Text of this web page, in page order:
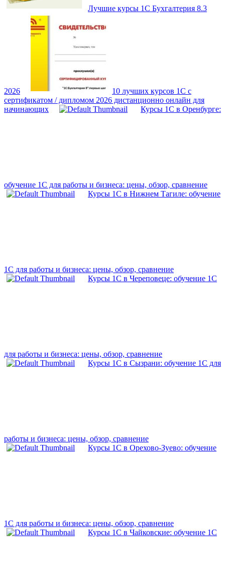
Лучшие курсы 1С Бухгалтерия 8.3
2026
10 лучших курсов 1С с
сертификатом / дипломом 2026 дистанционно онлайн для
начинающих
Курсы 1С в Оренбурге:
обучение 1С для работы и бизнеса: цены, обзор, сравнение
Курсы 1С в Нижнем Тагиле: обучение
1С для работы и бизнеса: цены, обзор, сравнение
Курсы 1С в Череповеце: обучение 1С
для работы и бизнеса: цены, обзор, сравнение
Курсы 1С в Сызрани: обучение 1С для
работы и бизнеса: цены, обзор, сравнение
Курсы 1С в Орехово-Зуево: обучение
1С для работы и бизнеса: цены, обзор, сравнение
Курсы 1С в Чайковские: обучение 1С